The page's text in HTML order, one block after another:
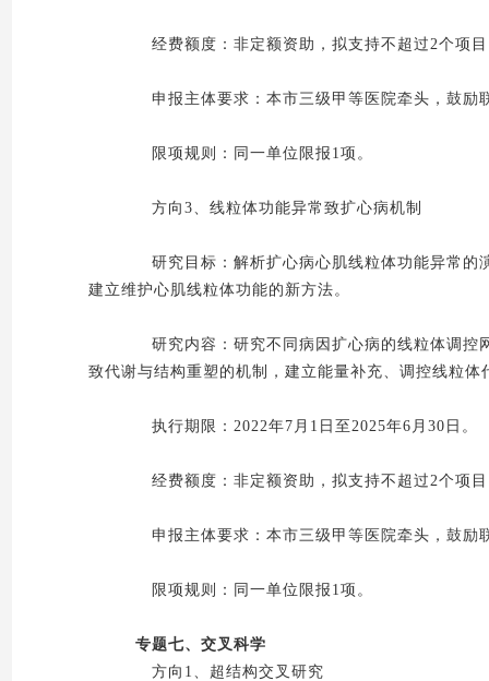
经费额度：非定额资助，拟支持不超过2个项目
申报主体要求：本市三级甲等医院牵头，鼓励
限项规则：同一单位限报1项。
方向3、线粒体功能异常致扩心病机制
研究目标：解析扩心病心肌线粒体功能异常的
建立维护心肌线粒体功能的新方法。
研究内容：研究不同病因扩心病的线粒体调控
致代谢与结构重塑的机制，建立能量补充、调控线粒体
执行期限：2022年7月1日至2025年6月30日。
经费额度：非定额资助，拟支持不超过2个项目
申报主体要求：本市三级甲等医院牵头，鼓励
限项规则：同一单位限报1项。
专题七、交叉科学
方向1、超结构交叉研究